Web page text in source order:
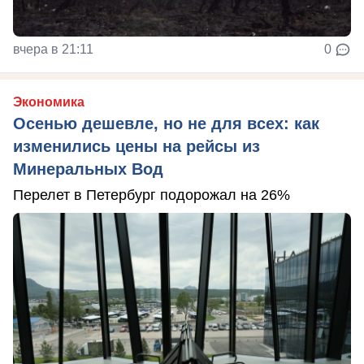
вчера в 21:11 0
Экономика
Осенью дешевле, но не для всех: как
изменились цены на рейсы из
Минеральных Вод
Перелет в Петербург подорожал на 26%